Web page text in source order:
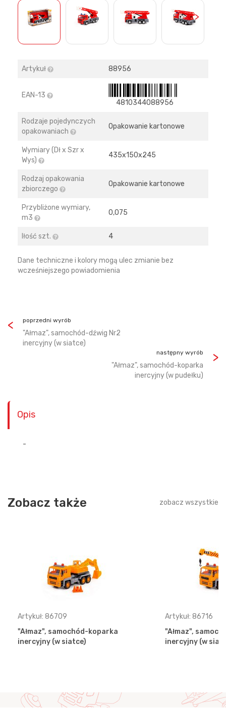
>
Artykuł 88956
EAN-13
4810344088956
Rodzaje pojedynczych
opakowaniach
Opakowanie kartonowe
Wymiary (Dł x Szr x
Wys)
435х150х245
Rodzaj opakowania
zbiorczego
Opakowanie kartonowe
Przybliżone wymiary,
m3
0,075
Iłość szt. 4
Dane techniczne i kolory mogą ulec zmianie bez
wcześniejszego powiadomienia
poprzedni wyrób
"Ałmaz", samochód-dźwig Nr2
inercyjny (w siatce)
następny wyrób
"Ałmaz", samochód-koparka
inercyjny (w pudełku)
Opis
-
Zobacz także zobacz wszystkie
Artykuł: 86709
"Ałmaz", samochód-koparka
inercyjny (w siatce)
Artykuł: 86716
"Ałmaz",
inercyjny (w